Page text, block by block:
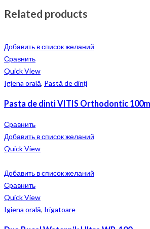
Related products
Добавить в список желаний
Сравнить
Quick View
Igiena orală, Pastă de dinți
Pasta de dinti VITIS Orthodontic
Сравнить
Добавить в список желаний
Quick View
Добавить в список желаний
Сравнить
Quick View
Igiena orală, Irigatoare